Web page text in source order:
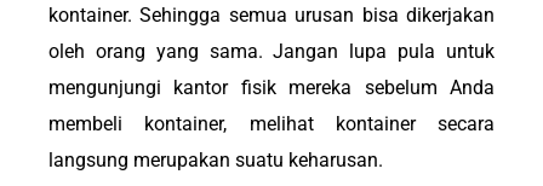
kontainer. Sehingga semua urusan bisa dikerjakan
oleh orang yang sama. Jangan lupa pula untuk
mengunjungi kantor fisik mereka sebelum Anda
membeli kontainer, melihat kontainer secara
langsung merupakan suatu keharusan.